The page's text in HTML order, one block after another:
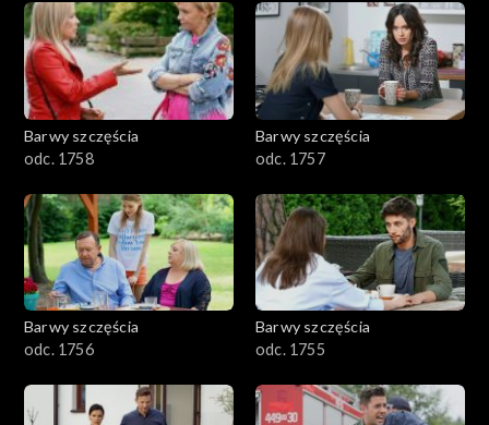
Barwy szczęścia
odc. 1758
Barwy szczęścia
odc. 1757
Barwy szczęścia
odc. 1756
Barwy szczęścia
odc. 1755